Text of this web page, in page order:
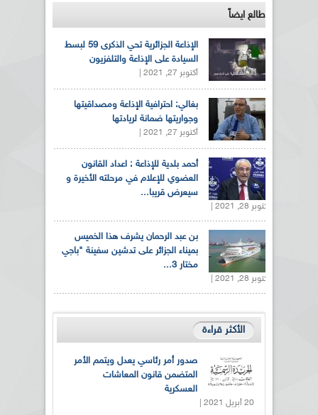
طالع ايضاً
الإذاعة الجزائرية تحي الذكرى 59 لبسط
السيادة على الإذاعة والتلفزيون
أكتوبر 27, 2021 |
بغالي: احترافية الإذاعة ومصداقيتها
وجواريتها ضمانة لريادتها
أكتوبر 27, 2021 |
أحمد بلدية للإذاعة : اعداد القانون
العضوي للإعلام في مرحلته الأخيرة و
سيعرض قريبا...
أكتوبر 28, 2021 |
بن عبد الرحمان يشرف هذا الخميس
بميناء الجزائر على تدشين سفينة "باجي
مختار 3...
أكتوبر 28, 2021 |
الأكثر قراءة
صدور أمر رئاسي يعدل ويتمم الأمر
المتضمن قانون المعاشات
العسكرية
20 أبريل 2021 |